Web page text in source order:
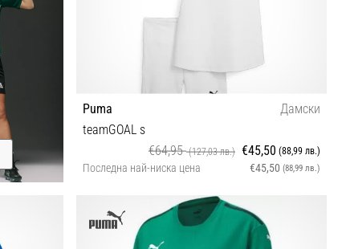
Puma
Дамски
teamGOAL s
€64,95(127,03 лв.) €45,50 (88,99 лв.)
Последна най-ниска цена €45,50 (88,99 лв.)
XS